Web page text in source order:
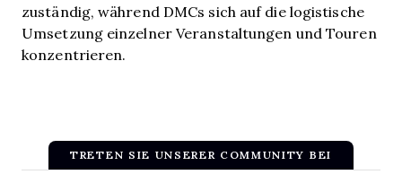
zuständig, während DMCs sich auf die logistische
Umsetzung einzelner Veranstaltungen und Touren
konzentrieren.
TRETEN SIE UNSERER COMMUNITY BEI